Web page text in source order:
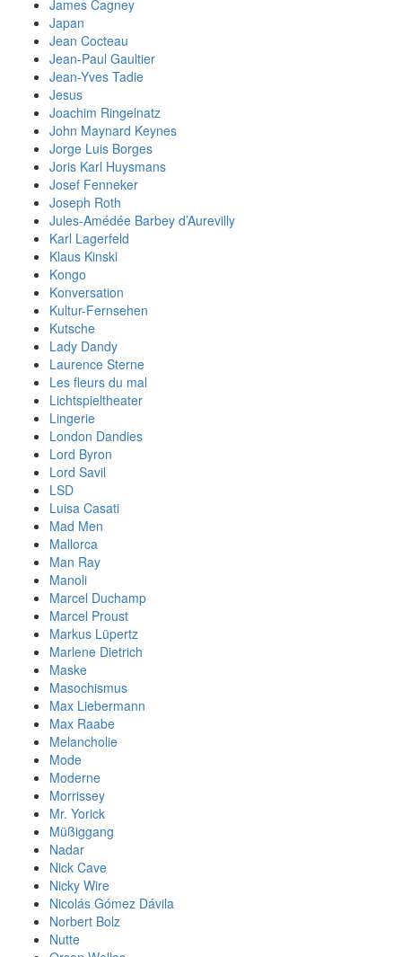
James Cagney
Japan
Jean Cocteau
Jean-Paul Gaultier
Jean-Yves Tadie
Jesus
Joachim Ringelnatz
John Maynard Keynes
Jorge Luis Borges
Joris Karl Huysmans
Josef Fenneker
Joseph Roth
Jules-Amédée Barbey d’Aurevilly
Karl Lagerfeld
Klaus Kinski
Kongo
Konversation
Kultur-Fernsehen
Kutsche
Lady Dandy
Laurence Sterne
Les fleurs du mal
Lichtspieltheater
Lingerie
London Dandies
Lord Byron
Lord Savil
LSD
Luisa Casati
Mad Men
Mallorca
Man Ray
Manoli
Marcel Duchamp
Marcel Proust
Markus Lüpertz
Marlene Dietrich
Maske
Masochismus
Max Liebermann
Max Raabe
Melancholie
Mode
Moderne
Morrissey
Mr. Yorick
Müßiggang
Nadar
Nick Cave
Nicky Wire
Nicolás Gómez Dávila
Norbert Bolz
Nutte